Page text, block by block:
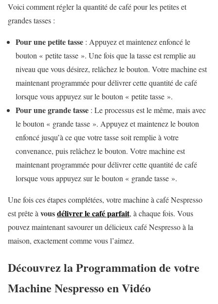
Voici comment régler la quantité de café pour les petites et
grandes tasses :
Pour une petite tasse : Appuyez et maintenez enfoncé le
bouton « petite tasse ». Une fois que la tasse est remplie au
niveau que vous désirez, relâchez le bouton. Votre machine est
maintenant programmée pour délivrer cette quantité de café
lorsque vous appuyez sur le bouton « petite tasse ».
Pour une grande tasse : Le processus est le même, mais avec
le bouton « grande tasse ». Appuyez et maintenez le bouton
enfoncé jusqu’à ce que votre tasse soit remplie à votre
convenance, puis relâchez le bouton. Votre machine est
maintenant programmée pour délivrer cette quantité de café
lorsque vous appuyez sur le bouton « grande tasse ».
Une fois ces étapes complétées, votre machine à café Nespresso
est prête àvousdélivrer le café parfait, à chaque fois. Vous
pouvez maintenant savourer un délicieux café Nespresso à la
maison, exactement comme vous l’aimez.
Découvrez la Programmation de votre
Machine Nespresso en Vidéo